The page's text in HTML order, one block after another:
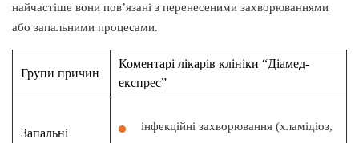
найчастіше вони пов’язані з перенесеними захворюваннями
або запальними процесами.
Групи причин
Коментарі лікарів клініки “Діамед-
експрес”
Запальні
інфекційні захворювання (хламідіоз,